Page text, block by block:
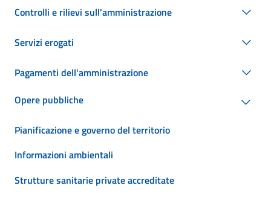
Controlli e rilievi sull'amministrazione
Servizi erogati
Pagamenti dell'amministrazione
Opere pubbliche
Pianificazione e governo del territorio
Informazioni ambientali
Strutture sanitarie private accreditate